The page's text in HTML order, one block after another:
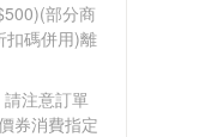
部分商
扣碼併用)離
注意訂單
券消費指定